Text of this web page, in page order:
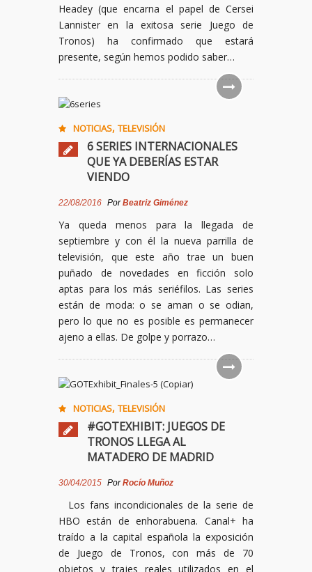
Headey (que encarna el papel de Cersei
Lannister en la exitosa serie Juego de
Tronos) ha confirmado que estará
presente, según hemos podido saber…
NOTICIAS, TELEVISIÓN
6 SERIES INTERNACIONALES
QUE YA DEBERÍAS ESTAR
VIENDO
22/08/2016 PorBeatriz Giménez
Ya queda menos para la llegada de
septiembre y con él la nueva parrilla de
televisión, que este año trae un buen
puñado de novedades en ficción solo
aptas para los más seriéfilos. Las series
están de moda: o se aman o se odian,
pero lo que no es posible es permanecer
ajeno a ellas. De golpe y porrazo…
NOTICIAS, TELEVISIÓN
#GOTEXHIBIT: JUEGOS DE
TRONOS LLEGA AL
MATADERO DE MADRID
30/04/2015 PorRocío Muñoz
Los fans incondicionales de la serie de
HBO están de enhorabuena. Canal+ ha
traído a la capital española la exposición
de Juego de Tronos, con más de 70
objetos y trajes reales utilizados en el